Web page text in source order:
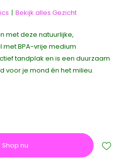
Bekijk alles Gezicht
met deze natuurlijke,
BPA-vrije medium
tandplak en is een duurzaam
voor je mond én het milieu.
Shop nu